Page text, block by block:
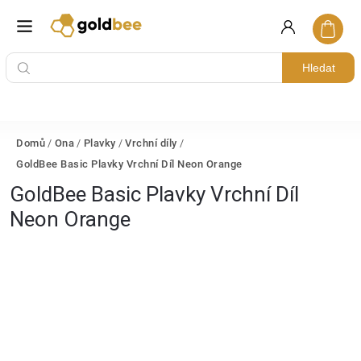
Hledat
Domů / Ona / Plavky / Vrchní díly /
GoldBee Basic Plavky Vrchní Díl Neon Orange
GoldBee Basic Plavky Vrchní Díl
Neon Orange